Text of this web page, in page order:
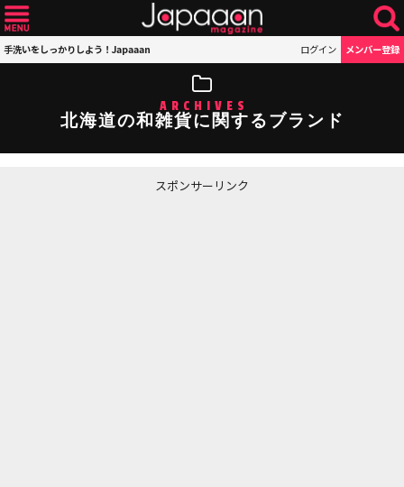
手洗いをしっかりしよう！Japaaan ログイン メンバー登録
ARCHIVES
北海道の和雑貨に関するブランド
スポンサーリンク